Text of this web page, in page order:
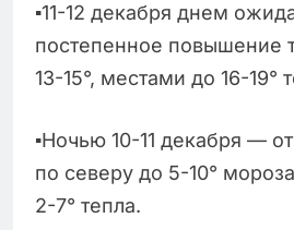
▪️11-12 декабря днем
постепенное повышение
13-15°, местами до 16-19°
▪️Ночью 10-11 декабря —
по северу до 5-10°
2-7° тепла.